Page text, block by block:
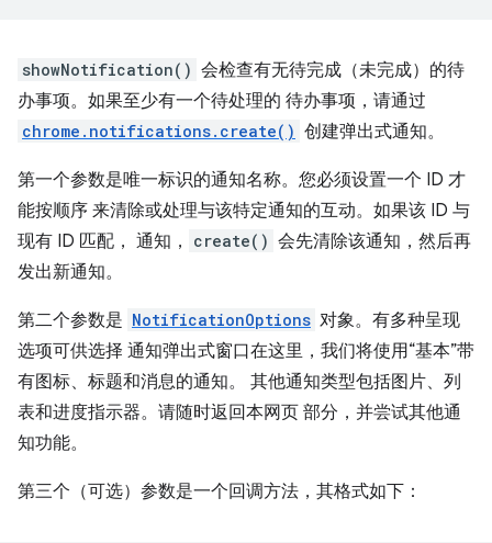
showNotification() 会检查有无待完成（未完成）的待
办事项。如果至少有一个待处理的 待办事项，请通过
chrome.notifications.create() 创建弹出式通知。
第一个参数是唯一标识的通知名称。您必须设置一个 ID 才
能按顺序 来清除或处理与该特定通知的互动。如果该 ID 与
现有 ID 匹配， 通知，
create() 会先清除该通知，然后再
发出新通知。
第二个参数是 NotificationOptions 对象。有多种呈现
选项可供选择 通知弹出式窗口在这里，我们将使用“基本”带
有图标、标题和消息的通知。 其他通知类型包括图片、列
表和进度指示器。请随时返回本网页 部分，并尝试其他通
知功能。
第三个（可选）参数是一个回调方法，其格式如下：